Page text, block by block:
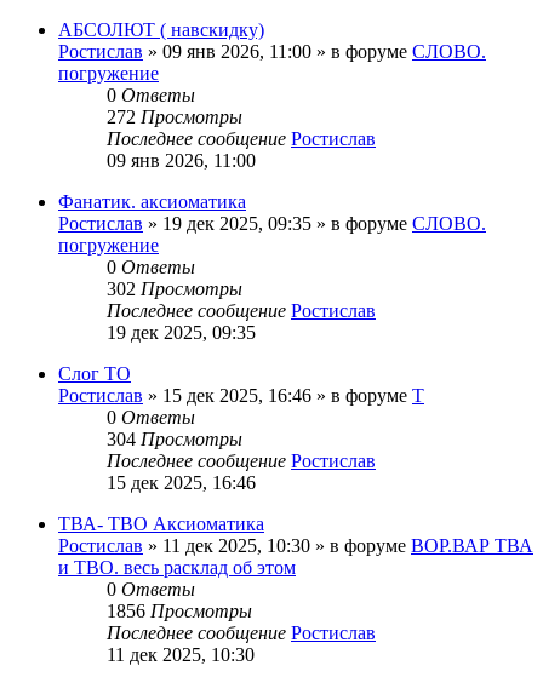
АБСОЛЮТ ( навскидку)
Ростислав » 09 янв 2026, 11:00 » в форуме СЛОВО.
погружение
0 Ответы
272 Просмотры
Последнее сообщение Ростислав
09 янв 2026, 11:00
Фанатик. аксиоматика
Ростислав » 19 дек 2025, 09:35 » в форуме СЛОВО.
погружение
0 Ответы
302 Просмотры
Последнее сообщение Ростислав
19 дек 2025, 09:35
Слог ТО
Ростислав » 15 дек 2025, 16:46 » в форуме Т
0 Ответы
304 Просмотры
Последнее сообщение Ростислав
15 дек 2025, 16:46
ТВА- ТВО Аксиоматика
Ростислав » 11 дек 2025, 10:30 » в форуме ВОР.ВАР ТВА
и ТВО. весь расклад об этом
0 Ответы
1856 Просмотры
Последнее сообщение Ростислав
11 дек 2025, 10:30